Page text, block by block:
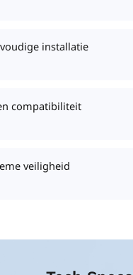
installatie
compatibiliteit
veiligheid